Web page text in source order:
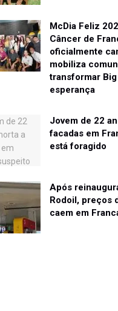
McDia Feliz
Câncer de
oficialmente
mobiliza
transformar
esperança
Jovem de 22
facadas em
está foragido
Após
Rodoil, preços
caem em